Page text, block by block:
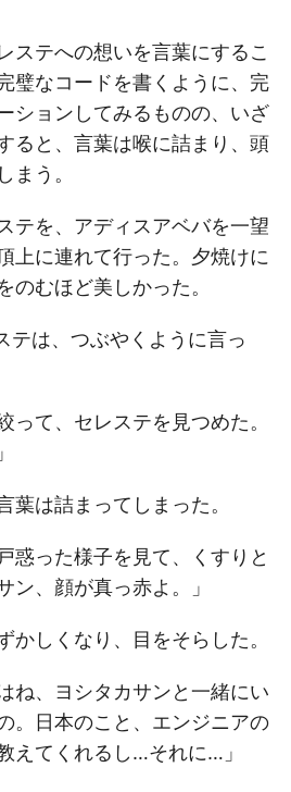
ステへの想いを言葉にするこ
璧なコードを書くように、完
ションしてみるものの、いざ
ると、言葉は喉に詰まり、頭
まう。
テを、アディスアベバを一望
上に連れて行った。夕焼けに
のむほど美しかった。
テは、つぶやくように言っ
って、セレステを見つめた。
葉は詰まってしまった。
惑った様子を見て、くすりと
ン、顔が真っ赤よ。」
かしくなり、目をそらした。
ね、ヨシタカサンと一緒にい
。日本のこと、エンジニアの
えてくれるし…それに…」